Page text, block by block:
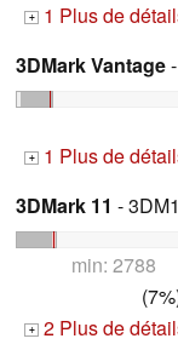
+ 1 Plus de
3DMark Vantage
+ 1 Plus de
3DMark 11 -
min: 2788
+ 2 Plus de